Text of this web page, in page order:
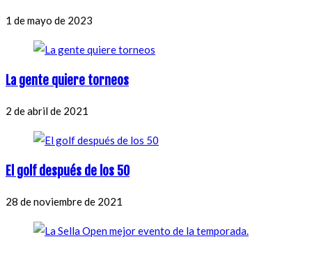
1 de mayo de 2023
La gente quiere torneos
2 de abril de 2021
El golf después de los 50
28 de noviembre de 2021